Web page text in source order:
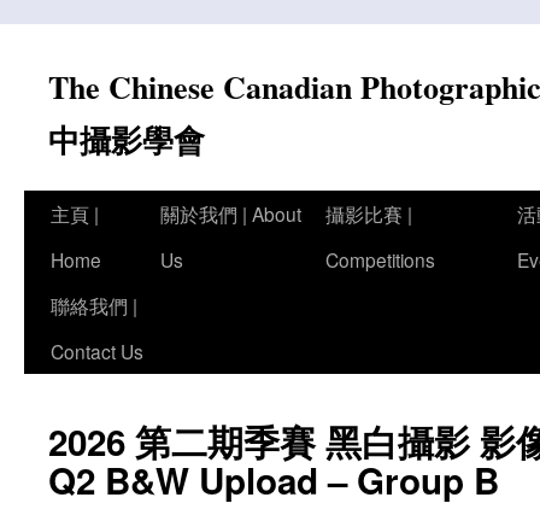
contentThe Chinese Canadian
中攝影學會
主頁 |
Home
關於我們 | About
Us
攝影比賽 |
Competitions
聯絡我們 |
Contact Us
2026 第二期季賽 黑白攝影 影
Q2 B&W Upload – Group B